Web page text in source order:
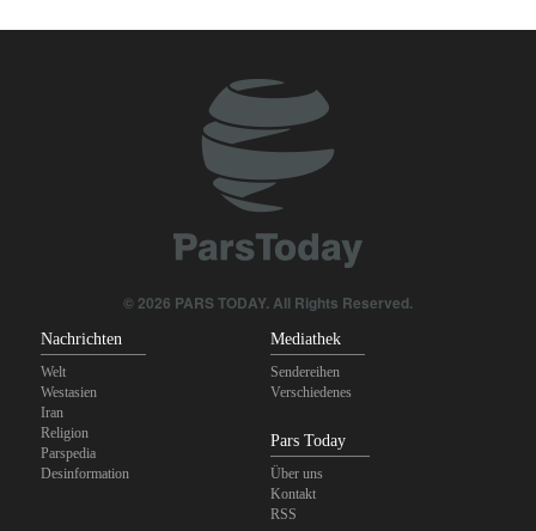
© 2026 PARS TODAY. All Rights Reserved.
Nachrichten
Welt
Westasien
Iran
Religion
Parspedia
Desinformation
Mediathek
Sendereihen
Verschiedenes
Pars Today
Über uns
Kontakt
RSS